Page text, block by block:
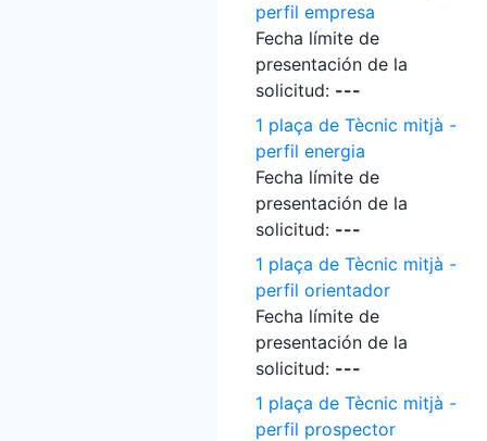
perfil empresa
Fecha límite de
presentación de la
solicitud: ---
1 plaça de Tècnic mitjà -
perfil energia
Fecha límite de
presentación de la
solicitud: ---
1 plaça de Tècnic mitjà -
perfil orientador
Fecha límite de
presentación de la
solicitud: ---
1 plaça de Tècnic mitjà -
perfil prospector